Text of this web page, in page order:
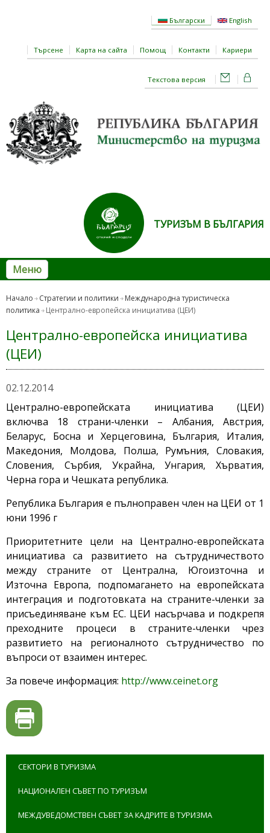
Български English
Търсене Карта на сайта Помощ Контакти Кариери
Текстова версия
ТУРИЗЪМ В БЪЛГАРИЯ
Меню
Начало Стратегии и политики
Международна туристическа
политика
Централно-европейска инициатива (ЦЕИ)
Централно-европейска инициатива
(ЦЕИ)
02.12.2014
Централно-европейската инициатива (ЦЕИ)
включва 18 страни-членки – Албания, Австрия,
Беларус, Босна и Херцеговина, България, Италия,
Македония, Молдова, Полша, Румъния, Словакия,
Словения, Сърбия, Украйна, Унгария, Хърватия,
Черна гора и Чешката република.
Република България е пълноправен член на ЦЕИ от 1
юни 1996 г
Приоритетните цели на Централно-европейската
инициатива са развитието на сътрудничеството
между страните от Централна, Югоизточна и
Източна Европа, подпомагането на европейската
интеграция и подготовката на страните-членки за
присъединяване към ЕС. ЦЕИ насърчава и подкрепя
преходните процеси в страните-членки чрез
развитието на регионалното сътрудничество по
въпроси от взаимен интерес.
За повече информация: http://www.ceinet.org
СЕКТОРИ В ТУРИЗМА
НАЦИОНАЛЕН СЪВЕТ ПО ТУРИЗЪМ
МЕЖДУВЕДОМСТВЕН СЪВЕТ ЗА КАДРИТЕ В ТУРИЗМА